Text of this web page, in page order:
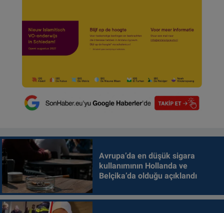
Avrupa’da en düşük sigara
kullanımının Hollanda ve
Belçika’da olduğu açıklandı